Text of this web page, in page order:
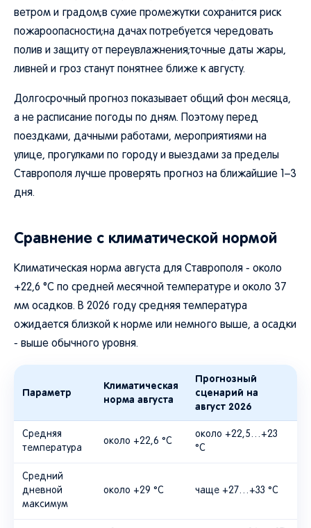
ветром и градом;в сухие промежутки сохранится риск
пожароопасности;на дачах потребуется чередовать
полив и защиту от переувлажнения;точные даты жары,
ливней и гроз станут понятнее ближе к августу.
Долгосрочный прогноз показывает общий фон месяца,
а не расписание погоды по дням. Поэтому перед
поездками, дачными работами, мероприятиями на
улице, прогулками по городу и выездами за пределы
Ставрополя лучше проверять прогноз на ближайшие 1–3
дня.
Сравнение с климатической нормой
Климатическая норма августа для Ставрополя - около
+22,6 °C по средней месячной температуре и около 37
мм осадков. В 2026 году средняя температура
ожидается близкой к норме или немного выше, а осадки
- выше обычного уровня.
Параметр
Климатическая
норма августа
Прогнозный
сценарий на
август 2026
Средняя
температура
около +22,6 °C
около +22,5…+23
°C
Средний
дневной
максимум
около +29 °C чаще +27…+33 °C